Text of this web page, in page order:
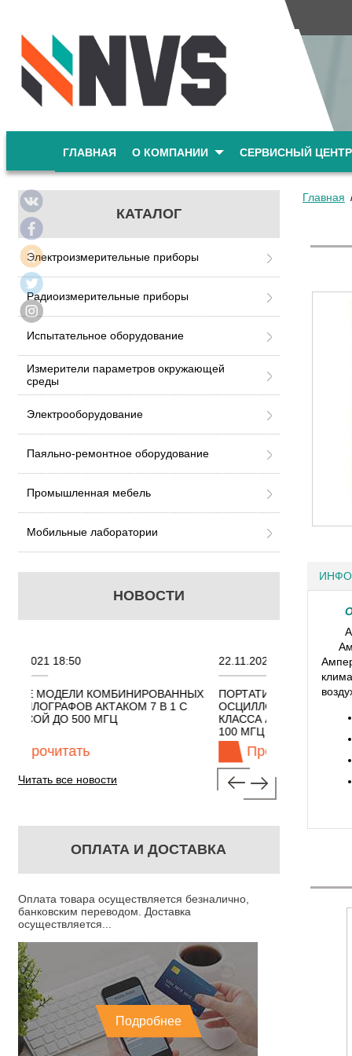
ГЛАВНАЯ О КОМПАНИИ СЕРВИСНЫЙ ЦЕНТР
КАТАЛОГ
Электроизмерительные приборы
Радиоизмерительные приборы
Испытательное оборудование
Измерители параметров окружающей
среды
Электрооборудование
Паяльно-ремонтное оборудование
Промышленная мебель
Мобильные лаборатории
НОВОСТИ
7 В 1 С
22.11.2021 18:41
ПОРТАТИВНЫЕ КОМБИНИРОВАННЫЕ
ОСЦИЛЛОГРАФЫ ЭКОНОМНОГО
КЛАССА АКТАКОМ "3 В 1" С ПОЛОСОЙ
Читать все новости
ОПЛАТА И ДОСТАВКА
Оплата товара осуществляется безналично,
банковским переводом. Доставка
осуществляется...
Подробнее
Главная